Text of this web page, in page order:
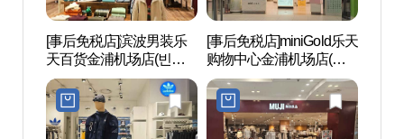
[事后免税店]滨波男装乐
天百货金浦机场店(빈폴
멘 롯데백화점 김포공항
점)
[事后免税店]miniGold乐天
购物中心金浦机场店(미
니골드 롯데몰 김포공항
점)